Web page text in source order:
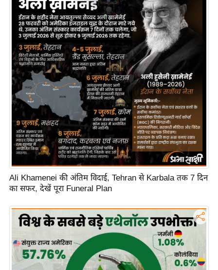
Ali Khamenei की अंतिम विदाई, Tehran से Karbala तक 7 दिन
का सफर, देखें पूरा Funeral Plan